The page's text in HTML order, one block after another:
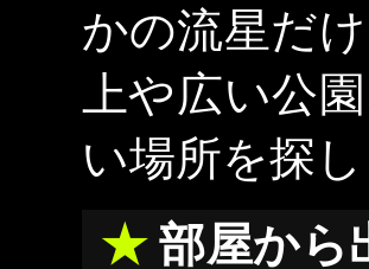
かの流星だ
上や広い公
い場所を探
部屋から